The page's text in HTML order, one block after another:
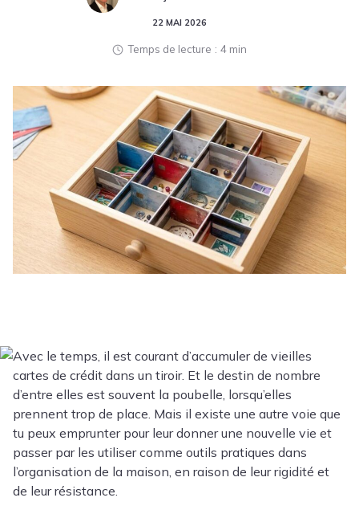
22 MAI 2026
Temps de lecture 4 min
Avec le temps, il est courant d’accumuler de vieilles
cartes de crédit dans un tiroir. Et le destin de nombre
d’entre elles est souvent la poubelle, lorsqu’elles
prennent trop de place. Mais il existe une autre voie que
tu peux emprunter pour leur donner une nouvelle vie et
passer par les utiliser comme outils pratiques dans
l’organisation de la maison, en raison de leur rigidité et
de leur résistance.